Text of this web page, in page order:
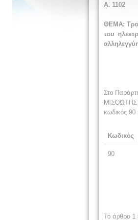
Α. 1102
ΘΕΜΑ:
του
Στο
ΜΙΣΘΩΤΗΣ
κωδικός
Κωδικός
90
Το άρθρο 1